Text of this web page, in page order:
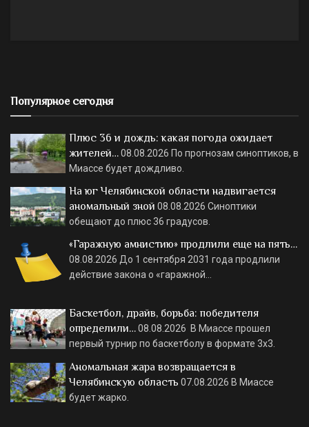
Популярное сегодня
Плюс 36 и дождь: какая погода ожидает
жителей…08.08.2026 По прогнозам синоптиков, в
Миассе будет дождливо.
На юг Челябинской области надвигается
аномальный зной 08.08.2026 Синоптики
обещают до плюс 36 градусов.
«Гаражную амнистию» продлили еще на пять…
08.08.2026 До 1 сентября 2031 года продлили
действие закона о «гаражной…
Баскетбол, драйв, борьба: победителя
определили…08.08.2026 В Миассе прошел
первый турнир по баскетболу в формате 3х3.
Аномальная жара возвращается в
Челябинскую область 07.08.2026 В Миассе
будет жарко.